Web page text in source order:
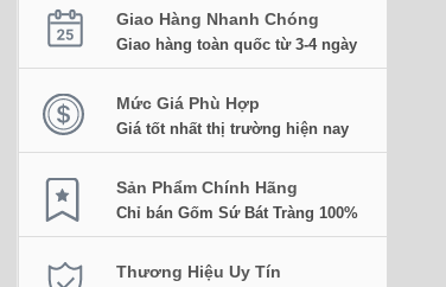
Giao Hàng Nhanh Chóng
Giao hàng toàn quốc từ 3-4 ngày
Mức Giá Phù Hợp
Giá tốt nhất thị trường hiện nay
Sản Phẩm Chính Hãng
Chỉ bán Gốm Sứ Bát Tràng 100%
Thương Hiệu Uy Tín